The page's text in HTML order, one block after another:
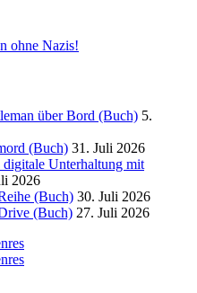
über Bord (Buch) 5.
(Buch) 31. Juli 2026
Unterhaltung mit
2026
(Buch) 30. Juli 2026
(Buch) 27. Juli 2026